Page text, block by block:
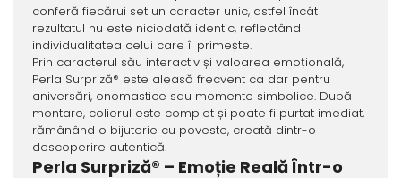
conferă fiecărui set un caracter unic, astfel încât
rezultatul nu este niciodată identic, reflectând
individualitatea celui care îl primește.
Prin caracterul său interactiv și valoarea emoțională,
Perla Surpriză® este aleasă frecvent ca dar pentru
aniversări, onomastice sau momente simbolice. După
montare, colierul este complet și poate fi purtat imediat,
rămânând o bijuterie cu poveste, creată dintr-o
descoperire autentică.
Perla Surpriză® – Emoție Reală Într-o